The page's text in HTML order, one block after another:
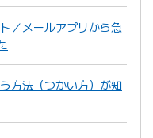
／メールアプリから急
方法（つかい方）が知